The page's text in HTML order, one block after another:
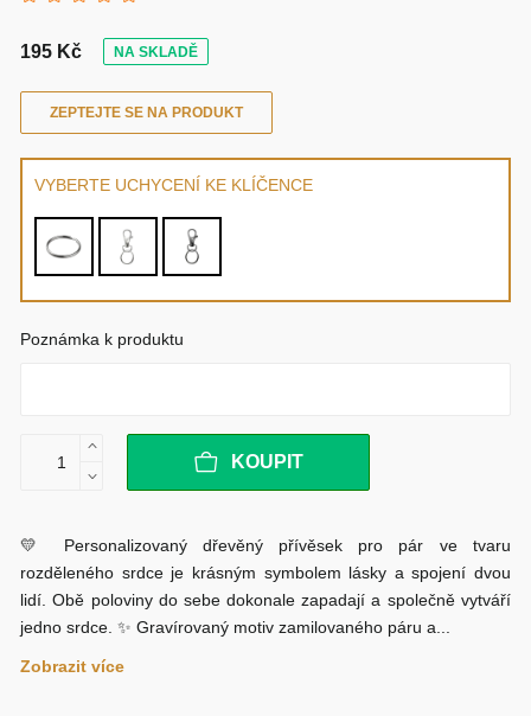
195 Kč NA SKLADĚ
ZEPTEJTE SE NA PRODUKT
VYBERTE UCHYCENÍ KE KLÍČENCE
Poznámka k produktu
KOUPIT
💛 Personalizovaný dřevěný přívěsek pro pár ve tvaru
rozděleného srdce je krásným symbolem lásky a spojení dvou
lidí. Obě poloviny do sebe dokonale zapadají a společně vytváří
jedno srdce. ✨ Gravírovaný motiv zamilovaného páru a...
Zobrazit více